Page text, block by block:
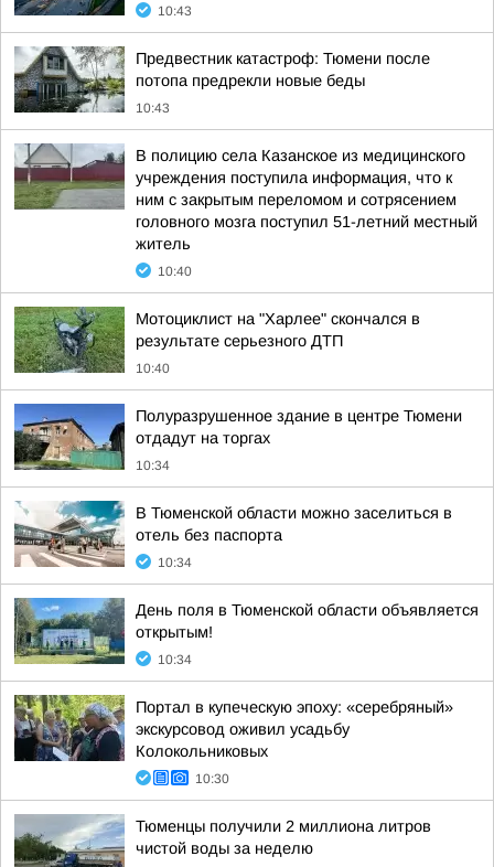
10:43
Предвестник катастроф: Тюмени после
потопа предрекли новые беды
10:43
В полицию села Казанское из медицинского
учреждения поступила информация, что к
ним с закрытым переломом и сотрясением
головного мозга поступил 51-летний местный
житель
10:40
Мотоциклист на "Харлее" скончался в
результате серьезного ДТП
10:40
Полуразрушенное здание в центре Тюмени
отдадут на торгах
10:34
В Тюменской области можно заселиться в
отель без паспорта
10:34
День поля в Тюменской области объявляется
открытым!
10:34
Портал в купеческую эпоху: «серебряный»
экскурсовод оживил усадьбу
Колокольниковых
10:30
Тюменцы получили 2 миллиона литров
чистой воды за неделю